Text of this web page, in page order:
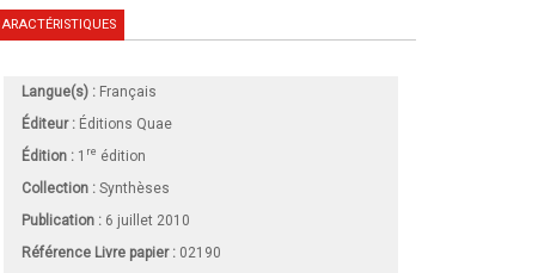
Langue(s) : Français
Éditeur : Éditions Quae
Édition : 1 re édition
Collection : Synthèses
Publication : 6 juillet 2010
Référence Livre papier : 02190